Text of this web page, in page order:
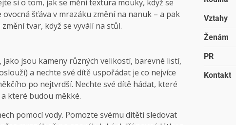
si o tom, jak se mění textura mouky, když se
šťáva v mrazáku změní na nanuk – a pak
tvar, když se vyválí na stůl.
jsou kameny různých velikostí, barevné listí,
a nechte své dítě uspořádat je co nejvíce
po nejtvrdší. Nechte své dítě hádat, které
které budou měkké.
pomocí vody. Pomozte svému dítěti sledovat
Vztahy
Ženám
PR
Kontakt